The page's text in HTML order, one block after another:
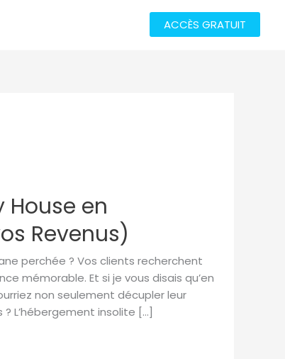
ACCÈS GRATUIT
en
Revenus)
perchée ? Vos clients recherchent
mémorable. Et si je vous disais qu’en
non seulement décupler leur
L’hébergement insolite […]